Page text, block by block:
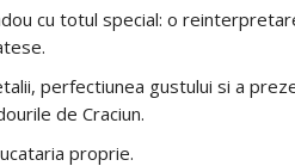
cu totul special: o
perfectiunea gustului si a
de Craciun.
proprie.